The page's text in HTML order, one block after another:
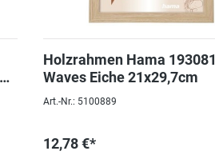
Holzrahmen Hama 193081
Waves Eiche 21x29,7cm
Art.-Nr.: 5100889
12,78 €*